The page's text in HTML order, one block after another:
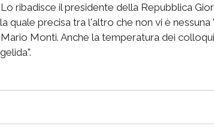
ribadisce il presidente della Repubblica
quale precisa tra l'altro che non vi è nessuna
Monti. Anche la temperatura dei